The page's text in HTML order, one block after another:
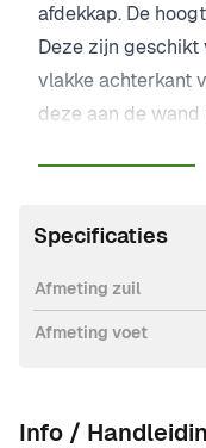
afdekkap. De
Deze zijn geschikt
vlakke achterkant
deze aan de
Specificaties
Afmeting zuil
Afmeting voet
Info /